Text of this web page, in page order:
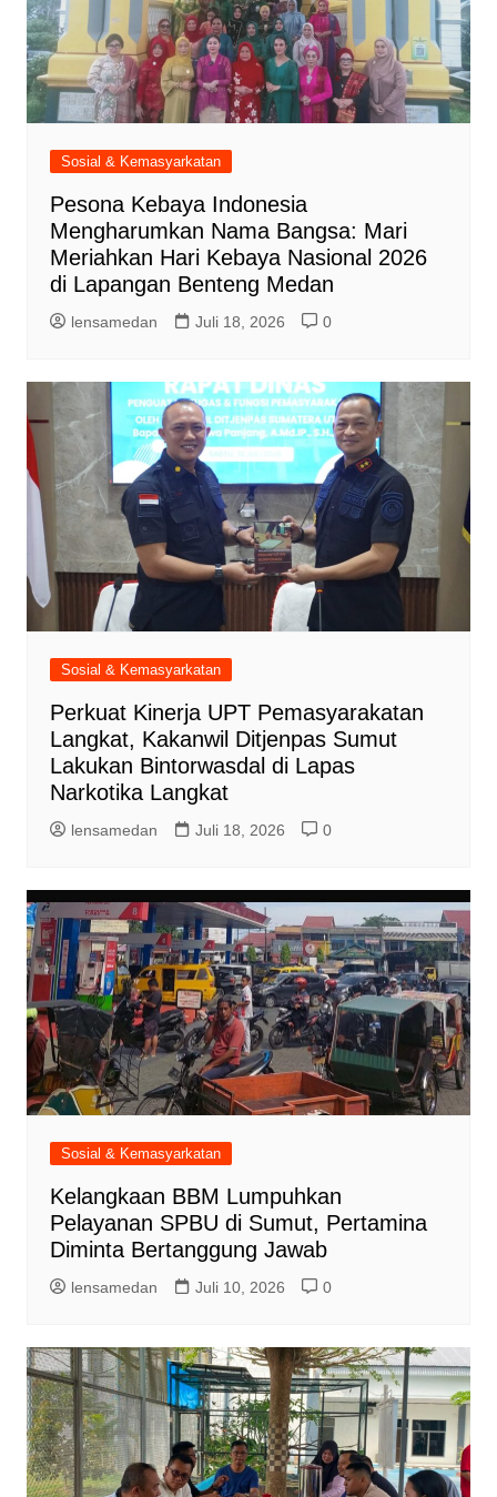
Sosial & Kemasyarkatan
Pesona Kebaya Indonesia
Mengharumkan Nama Bangsa: Mari
Meriahkan Hari Kebaya Nasional 2026
di Lapangan Benteng Medan
lensamedan Juli 18, 2026 0
Sosial & Kemasyarkatan
Perkuat Kinerja UPT Pemasyarakatan
Langkat, Kakanwil Ditjenpas Sumut
Lakukan Bintorwasdal di Lapas
Narkotika Langkat
lensamedan Juli 18, 2026 0
Sosial & Kemasyarkatan
Kelangkaan BBM Lumpuhkan
Pelayanan SPBU di Sumut, Pertamina
Diminta Bertanggung Jawab
lensamedan Juli 10, 2026 0